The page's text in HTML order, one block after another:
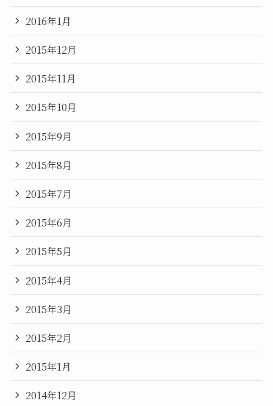
2016年1月
2015年12月
2015年11月
2015年10月
2015年9月
2015年8月
2015年7月
2015年6月
2015年5月
2015年4月
2015年3月
2015年2月
2015年1月
2014年12月